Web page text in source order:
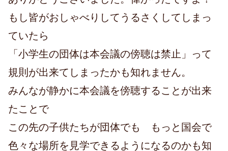
もし皆がおしゃべりしてうるさくしてしまっ
ていたら
「小学生の団体は本会議の傍聴は禁止」って
規則が出来てしまったかも知れません。
みんなが静かに本会議を傍聴することが出来
たことで
この先の子供たちが団体でも もっと国会で
色々な場所を見学できるようになるのかも知